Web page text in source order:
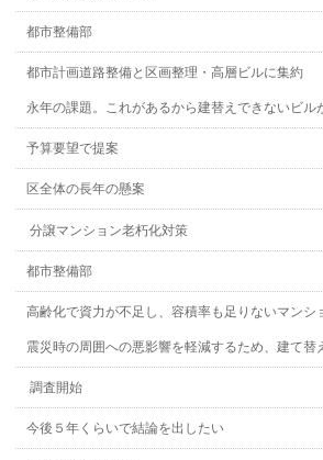
都市整備部
都市計画道路整備と区画整理・高層ビルに集約
永年の課題。これがあるから建替えできないビル
予算要望で提案
区全体の長年の懸案
分譲マンション老朽化対策
都市整備部
高齢化で資力が不足し、容積率も足りないマンシ
震災時の周囲への悪影響を軽減するため、建て替
調査開始
今後５年くらいで結論を出したい